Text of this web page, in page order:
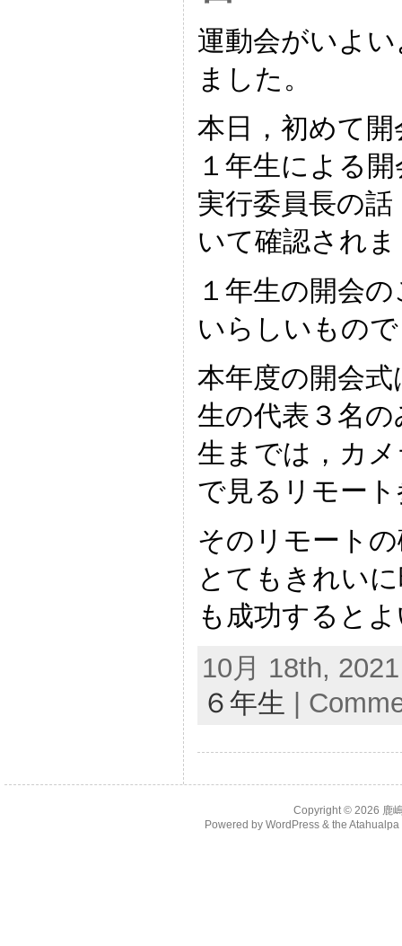
運動会がいよ
ました。
本日，初めて
１年生による
実行委員長の
いて確認され
１年生の開会
いらしいもの
本年度の開会
生の代表３名
生までは，カ
で見るリモー
そのリモート
とてもきれい
も成功すると
10月 18th,
６年生
Copyright © 2026 鹿
Powered by WordPress& the Atahualpa